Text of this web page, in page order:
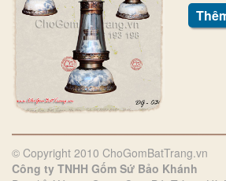
© Copyright 2010 ChoGomBatTrang.vn
Công ty TNHH Gốm Sứ Bảo Khánh